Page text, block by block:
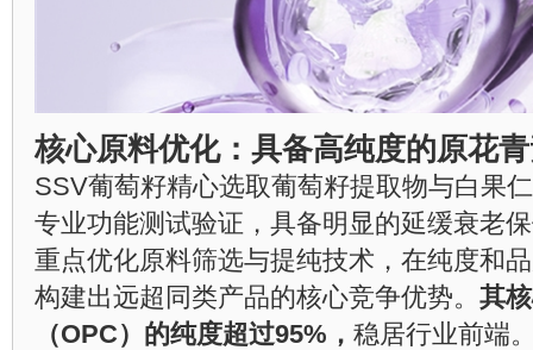
核心原料优化：具备高纯度的原花
SSV葡萄籽精心选取葡萄籽提取物与白果
专业功能测试验证，具备明显的延缓衰老
重点优化原料筛选与提纯技术，在纯度和
构建出远超同类产品的核心竞争优势。 其
（OPC）的纯度超过95%， 稳居行业前端